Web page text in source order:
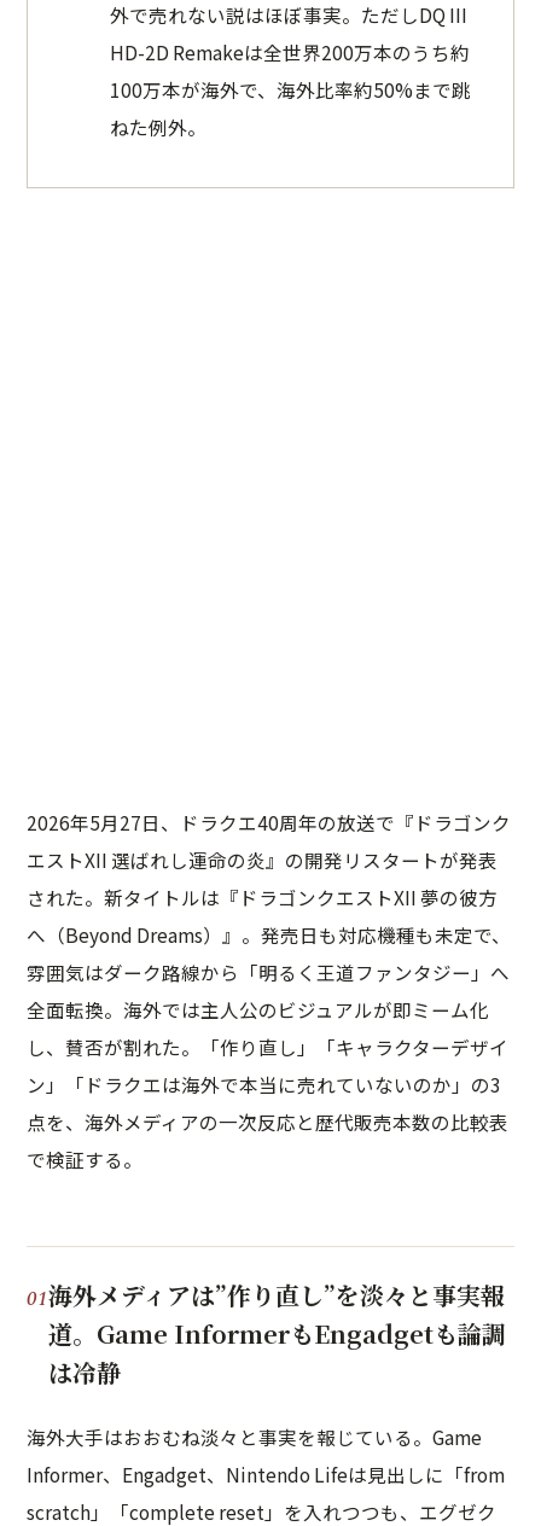
外で売れない説はほぼ事実。ただしDQ III
HD-2D Remakeは全世界200万本のうち約
100万本が海外で、海外比率約50%まで跳
ねた例外。
2026年5月27日、ドラクエ40周年の放送で『ドラゴンク
エストXII 選ばれし運命の炎』の開発リスタートが発表
された。新タイトルは『ドラゴンクエストXII 夢の彼方
へ（Beyond Dreams）』。発売日も対応機種も未定で、
雰囲気はダーク路線から「明るく王道ファンタジー」へ
全面転換。海外では主人公のビジュアルが即ミーム化
し、賛否が割れた。「作り直し」「キャラクターデザイ
ン」「ドラクエは海外で本当に売れていないのか」の3
点を、海外メディアの一次反応と歴代販売本数の比較表
で検証する。
海外メディアは”作り直し”を淡々と事実報
道。Game InformerもEngadgetも論調
は冷静
海外大手はおおむね淡々と事実を報じている。Game
Informer、Engadget、Nintendo Lifeは見出しに「from
scratch」「complete reset」を入れつつも、エグゼク